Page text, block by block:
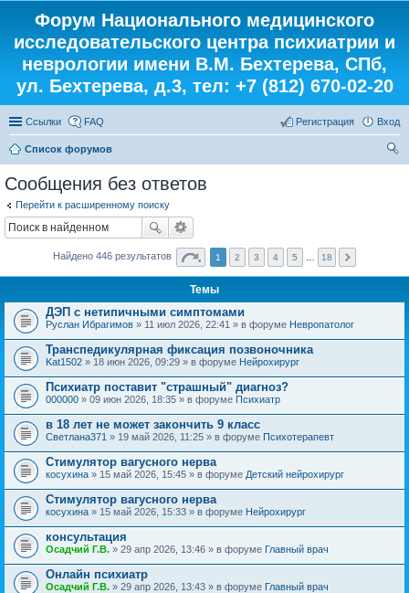
Форум Национального медицинского
исследовательского центра психиатрии и
неврологии имени В.М. Бехтерева, СПб,
ул. Бехтерева, д.3, тел: +7 (812) 670-02-20
Ссылки FAQ Вход
Регистрация
Список форумов
Сообщения без ответов
Перейти к расширенному поиску
Найдено 446 результатов 1 2 3 4 5 18
Темы
ДЭП с нетипичными симптомами
Руслан Ибрагимов » 11 июл 2026, 22:41 » в форуме Невропатолог
Транспедикулярная фиксация позвоночника
Kat1502 » 18 июн 2026, 09:29 » в форуме Нейрохирург
Психиатр поставит "страшный" диагноз?
000000 » 09 июн 2026, 18:35 » в форуме Психиатр
в 18 лет не может закончить 9 класс
Светлана371 » 19 май 2026, 11:25 » в форуме Психотерапевт
Стимулятор вагусного нерва
косухина » 15 май 2026, 15:45 » в форуме Детский нейрохирург
Стимулятор вагусного нерва
косухина » 15 май 2026, 15:33 » в форуме Нейрохирург
консультация
Осадчий Г.В. » 29 апр 2026, 13:46 » в форуме Главный врач
Онлайн психиатр
Осадчий Г.В. » 29 апр 2026, 13:43 » в форуме Главный врач